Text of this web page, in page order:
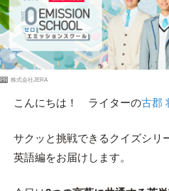
PR 株式会社JERA
こんにちは！ ライターの古郡
サクッと挑戦できるクイズシリ
英語編をお届けします。